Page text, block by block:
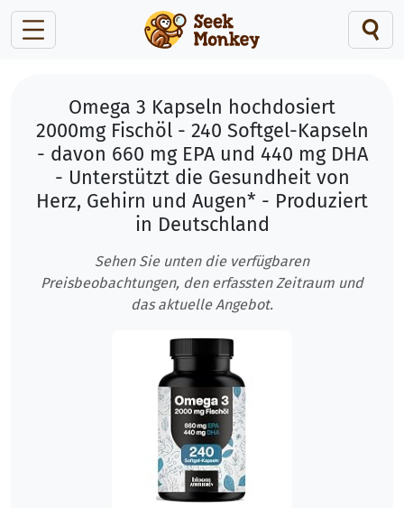
Omega 3 Kapseln hochdosiert
2000mg Fischöl - 240 Softgel-Kapseln
- davon 660 mg EPA und 440 mg DHA
- Unterstützt die Gesundheit von
Herz, Gehirn und Augen* - Produziert
in Deutschland
Sehen Sie unten die verfügbaren
Preisbeobachtungen, den erfassten Zeitraum und
das aktuelle Angebot.